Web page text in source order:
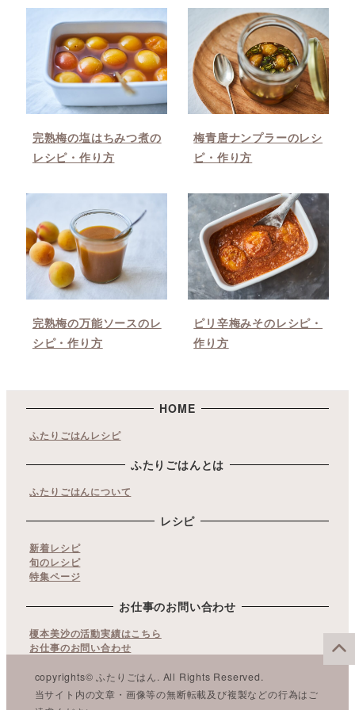
完熟梅の塩はちみつ煮の
レシピ・作り方
梅青唐ナンプラーのレシ
ピ・作り方
完熟梅の万能ソースのレ
シピ・作り方
ピリ辛梅みそのレシピ・
作り方
HOME
ふたりごはんレシピ
ふたりごはんとは
ふたりごはんについて
レシピ
新着レシピ
旬のレシピ
特集ページ
お仕事のお問い合わせ
榎本美沙の活動実績はこちら
お仕事のお問い合わせ
copyrights© ふたりごはん. All Rights Reserved.
当サイト内の文章・画像等の無断転載及び複製などの行為はご